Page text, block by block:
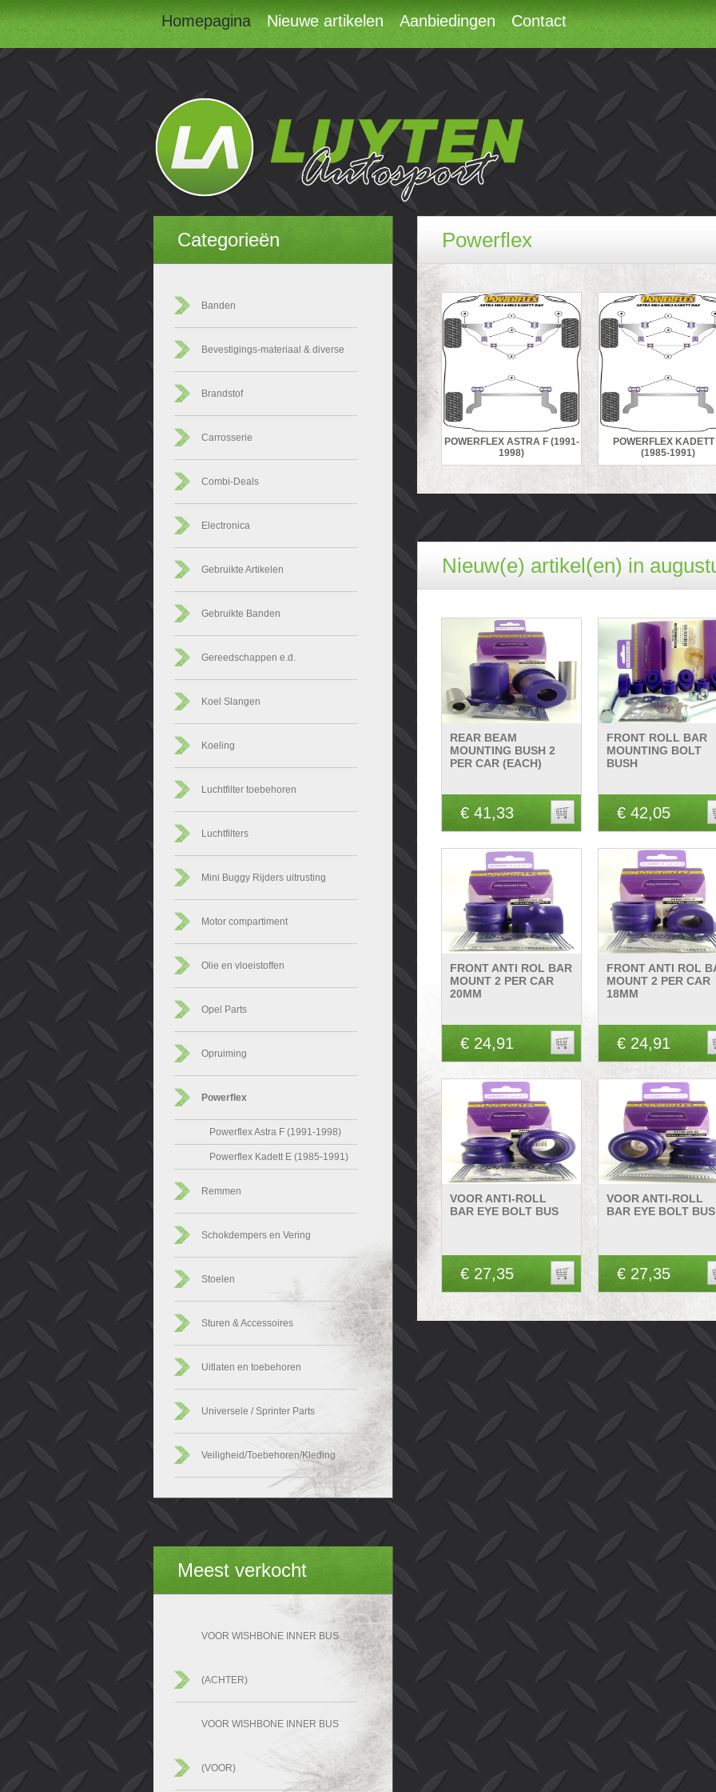
Homepagina Nieuwe artikelen Aanbiedingen Contact
Categorieën
Banden
Bevestigings-materiaal & diverse
Brandstof
Carrosserie
Combi-Deals
Electronica
Gebruikte Artikelen
Gebruikte Banden
Gereedschappen e.d.
Koel Slangen
Koeling
Luchtfilter toebehoren
Luchtfilters
Mini Buggy Rijders uitrusting
Motor compartiment
Olie en vloeistoffen
Opel Parts
Opruiming
Powerflex
Powerflex Astra F (1991-1998)
Powerflex Kadett E (1985-1991)
Remmen
Schokdempers en Vering
Stoelen
Sturen & Accessoires
Uitlaten en toebehoren
Universele / Sprinter Parts
Veiligheid/Toebehoren/Kleding
Meest verkocht
VOOR WISHBONE INNER BUS
(ACHTER)
VOOR WISHBONE INNER BUS
(VOOR)
Powerflex
POWERFLEX ASTRA F (1991-
1998)
POWERFLEX KADETT
(1985-1991)
Nieuw(e) artikel(en) in
REAR BEAM
MOUNTING BUSH 2
PER CAR (EACH)
€ 41,33
FRONT ROLL BAR
MOUNTING BOLT
BUSH
€ 42,05
FRONT ANTI ROL BAR
MOUNT 2 PER CAR
20MM
€ 24,91
FRONT ANTI ROL
MOUNT 2 PER CAR
18MM
€ 24,91
VOOR ANTI-ROLL
BAR EYE BOLT BUS
€ 27,35
VOOR ANTI-ROLL
BAR EYE BOLT BUS
€ 27,35